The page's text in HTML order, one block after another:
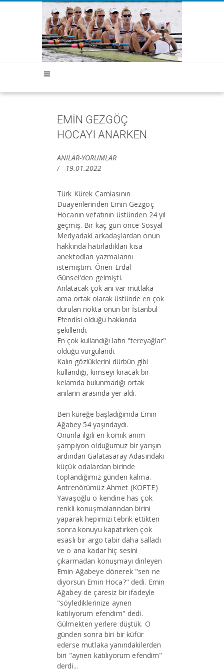
EMİN GEZGÖÇ
HOCAYI ANARKEN
ANILAR-YORUMLAR
19.01.2022
Türk Kürek Camiasının
Duayenlerinden Emin Gezgöç
Hocanın vefatının üstünden 24 yıl
geçmiş. Bir kaç gün önce Sosyal
Medyadaki arkadaşlardan onun
hakkında hatırladıkları kısa
anektodları yazmalarını
istemiştim. Öneri Erdal
Günsel'den gelmişti.
Anlatacak çok anı var mutlaka
ama ortak olarak üstünde en çok
durulan nokta onun bir İstanbul
Efendisi olduğu hakkında
şekillendi.
En çok kullandığı lafın "tereyağlar"
olduğu vurgulandı.
Kalın gözlüklerini dürbün gibi
kullandığı, kimseyi kıracak bir
kelamda bulunmadığı ortak
anıların arasında yer aldı.
Ben küreğe başladığımda Emin
Ağabey 54 yaşındaydı.
Onunla ilgili en komik anım
şampiyon olduğumuz bir yarışın
ardından Galatasaray Adasındaki
küçük odalardan birinde
toplandığımız günden kalma.
Antrenörümüz Ahmet (KÖFTE)
Yavaşoğlu o kendine has çok
renkli konuşmalarından birini
yaparak hepimizi tebrik ettikten
sonra konuyu kapatırken çok
esaslı bir argo tabir daha salladı
ve o ana kadar hiç sesini
çıkarmadan konuşmayı dinleyen
Emin Ağabeye dönerek "sen ne
diyorsun Emin Hoca?" dedi. Emin
Ağabey de çaresiz bir ifadeyle
"söylediklerinize aynen
katılıyorum efendim" dedi.
Gülmekten yerlere düştük. O
günden sonra biri bir küfür
ederse mutlaka yanındakilerden
biri "aynen katılıyorum efendim"
derdi...